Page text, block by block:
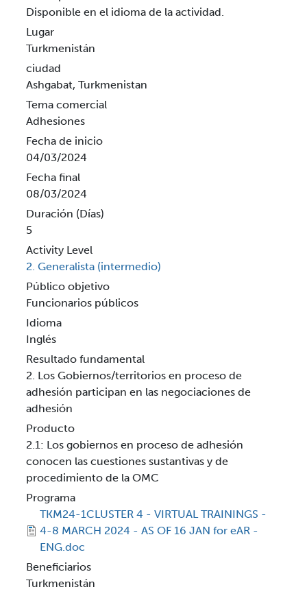
Disponible en el idioma de la actividad.
Lugar
Turkmenistán
ciudad
Ashgabat, Turkmenistan
Tema comercial
Adhesiones
Fecha de inicio
04/03/2024
Fecha final
08/03/2024
Duración (Días)
5
Activity Level
2. Generalista (intermedio)
Público objetivo
Funcionarios públicos
Idioma
Inglés
Resultado fundamental
2. Los Gobiernos/territorios en proceso de
adhesión participan en las negociaciones de
adhesión
Producto
2.1: Los gobiernos en proceso de adhesión
conocen las cuestiones sustantivas y de
procedimiento de la OMC
Programa
TKM24-1CLUSTER 4 - VIRTUAL TRAININGS -
4-8 MARCH 2024 - AS OF 16 JAN for eAR -
ENG.doc
Beneficiarios
Turkmenistán